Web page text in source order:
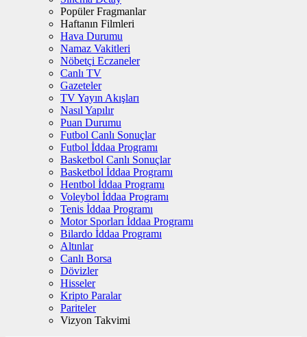
Popüler Fragmanlar
Haftanın Filmleri
Hava Durumu
Namaz Vakitleri
Nöbetçi Eczaneler
Canlı TV
Gazeteler
TV Yayın Akışları
Nasıl Yapılır
Puan Durumu
Futbol Canlı Sonuçlar
Futbol İddaa Programı
Basketbol Canlı Sonuçlar
Basketbol İddaa Programı
Hentbol İddaa Programı
Voleybol İddaa Programı
Tenis İddaa Programı
Motor Sporları İddaa Programı
Bilardo İddaa Programı
Altınlar
Canlı Borsa
Dövizler
Hisseler
Kripto Paralar
Pariteler
Vizyon Takvimi